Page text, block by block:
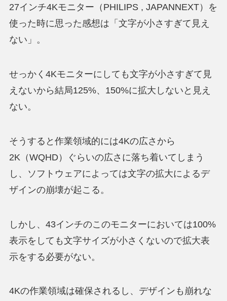
27インチ4Kモニター（PHILIPS , JAPANNEXT）を
使った時に思った感想は 「文字が小さすぎて見え
ない」 。
せっかく4Kモニターにしても文字が小さすぎて見
えないから結局125%、150%に拡大しないと見え
ない。
そうすると作業領域的には4Kの広さから
2K（WQHD）ぐらいの広さに落ち着いてしまう
し、
ソフトウェアによっては文字の拡大によるデ
ザインの崩壊が起こる 。
しかし、43インチのこのモニターにおいては100%
表示をしても文字サイズが小さくないので拡大表
示をする必要がない。
4Kの作業領域は確保されるし、デザインも崩れな